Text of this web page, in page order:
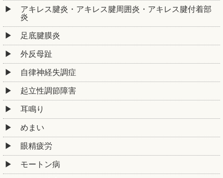
アキレス腱炎・アキレス腱周囲炎・アキレス腱付着部
炎
足底腱膜炎
外反母趾
自律神経失調症
起立性調節障害
耳鳴り
めまい
眼精疲労
モートン病